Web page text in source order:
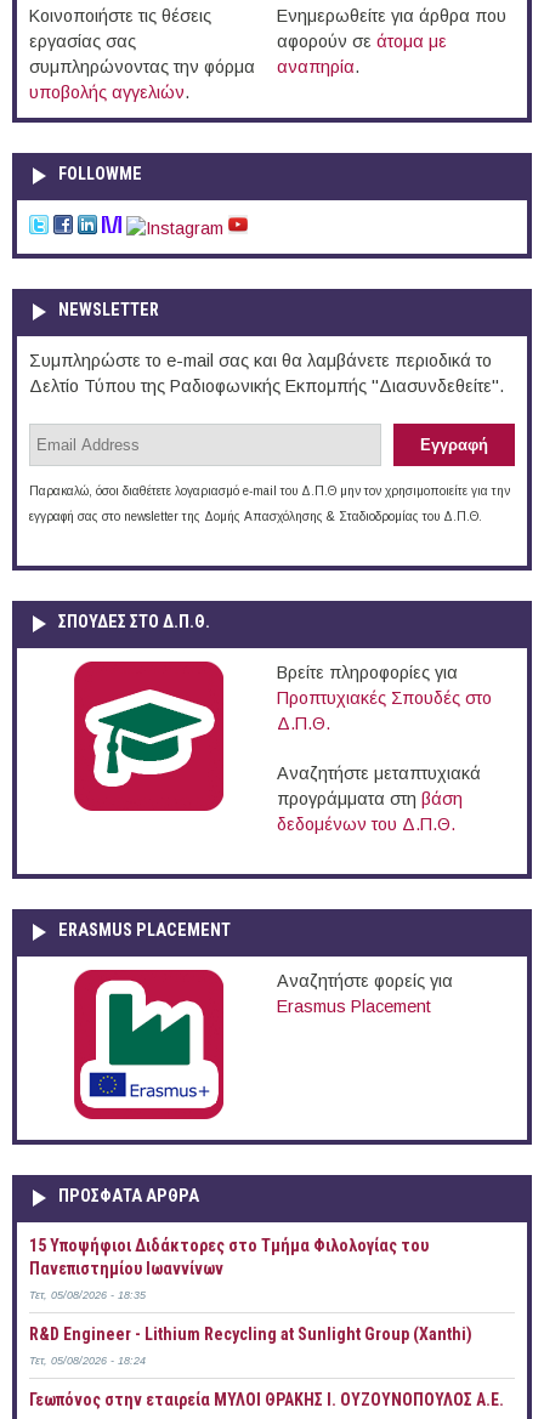
Κοινοποιήστε τις θέσεις
εργασίας σας
συμπληρώνοντας την φόρμα
υποβολής αγγελιών.
Ενημερωθείτε για άρθρα που
αφορούν σε άτομα με
αναπηρία.
FOLLOWME
NEWSLETTER
Συμπληρώστε το e-mail σας και θα λαμβάνετε περιοδικά το
Δελτίο Τύπου της Ραδιοφωνικής Εκπομπής "Διασυνδεθείτε".
Παρακαλώ, όσοι διαθέτετε λογαριασμό e-mail του Δ.Π.Θ μην τον χρησιμοποιείτε για την
εγγραφή σας στο newsletter της Δομής Απασχόλησης & Σταδιοδρομίας του Δ.Π.Θ.
ΣΠΟΥΔΈΣ ΣΤΟ Δ.Π.Θ.
Βρείτε πληροφορίες για
Προπτυχιακές Σπουδές στο
Δ.Π.Θ.
Αναζητήστε μεταπτυχιακά
προγράμματα στη βάση
δεδομένων του Δ.Π.Θ.
ERASMUS PLACEMENT
Αναζητήστε φορείς για
Erasmus Placement
ΠΡOΣΦΑΤΑ AΡΘΡΑ
15 Υποψήφιοι Διδάκτορες στο Τμήμα Φιλολογίας του
Πανεπιστημίου Ιωαννίνων
Τετ, 05/08/2026 - 18:35
R&D Engineer - Lithium Recycling at Sunlight Group (Xanthi)
Τετ, 05/08/2026 - 18:24
Γεωπόνος στην εταιρεία ΜΥΛΟΙ ΘΡΑΚΗΣ Ι. ΟΥΖΟΥΝΟΠΟΥΛΟΣ Α.Ε.